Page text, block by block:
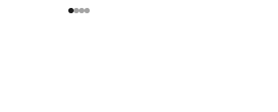
Gå til element 1
Gå til element 2
Gå til element 3
Gå til element 4